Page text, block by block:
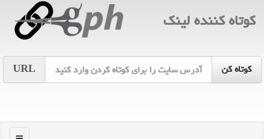
كوتاه كننده لینك
URL